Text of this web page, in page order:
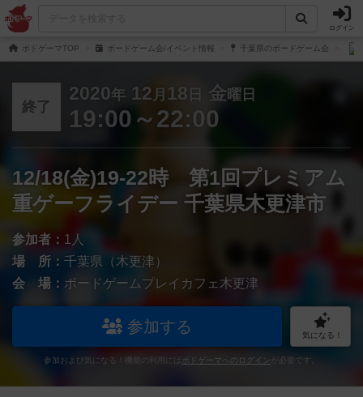
ログイン
ボドゲーマTOP ボードゲーム会/イベント情報 千葉県のボードゲーム会
終了
2020年 12 月 18 日 金曜日
19:00～22:00
12/18(金)19-22時 第1回プレミアム
重ゲーフライデー 千葉県木更津市
参加者： 1人
場 所： 千葉県（木更津）
会 場： ボードゲームプレイカフェ木更津
参加する 気になる！
参加および気になる！機能の利用には ボドゲーマへのログイン が必要です。